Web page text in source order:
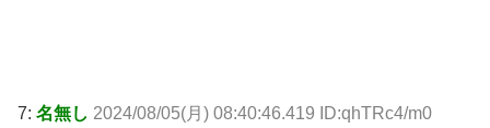
7: 名無し 2024/08/05(月) 08:40:46.419 ID:qhTRc4/m0